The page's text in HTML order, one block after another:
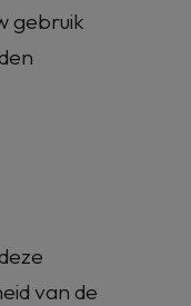
gebruik
van de